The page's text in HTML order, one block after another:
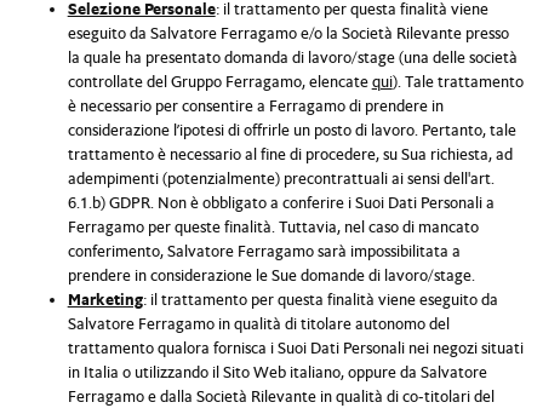
Selezione Personale: il trattamento per questa finalità viene
eseguito da Salvatore Ferragamo e/o la Società Rilevante presso
la quale ha presentato domanda di lavoro/stage (una delle società
controllate del Gruppo Ferragamo, elencatequi). Tale trattamento
è necessario per consentire a Ferragamo di prendere in
considerazione l’ipotesi di offrirle un posto di lavoro. Pertanto, tale
trattamento è necessario al fine di procedere, su Sua richiesta, ad
adempimenti (potenzialmente) precontrattuali ai sensi dell'art.
6.1.b) GDPR. Non è obbligato a conferire i Suoi Dati Personali a
Ferragamo per queste finalità. Tuttavia, nel caso di mancato
conferimento, Salvatore Ferragamo sarà impossibilitata a
prendere in considerazione le Sue domande di lavoro/stage.
Marketing: il trattamento per questa finalità viene eseguito da
Salvatore Ferragamo in qualità di titolare autonomo del
trattamento qualora fornisca i Suoi Dati Personali nei negozi situati
in Italia o utilizzando il Sito Web italiano, oppure da Salvatore
Ferragamo e dalla Società Rilevante in qualità di co-titolari del